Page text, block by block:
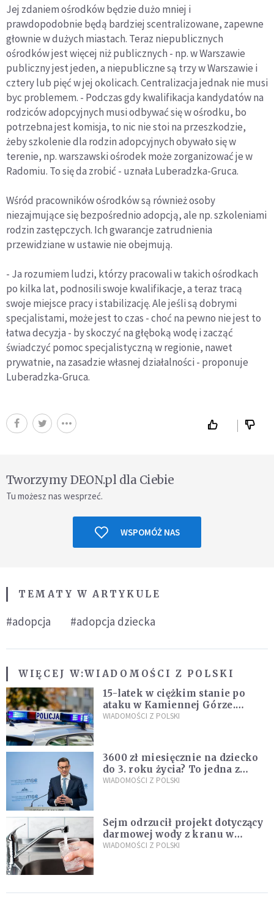
Jej zdaniem ośrodków będzie dużo mniej i
prawdopodobnie będą bardziej scentralizowane, zapewne
głownie w dużych miastach. Teraz niepublicznych
ośrodków jest więcej niż publicznych - np. w Warszawie
publiczny jest jeden, a niepubliczne są trzy w Warszawie i
cztery lub pięć w jej okolicach. Centralizacja jednak nie musi
byc problemem. - Podczas gdy kwalifikacja kandydatów na
rodziców adopcyjnych musi odbywać się w ośrodku, bo
potrzebna jest komisja, to nic nie stoi na przeszkodzie,
żeby szkolenie dla rodzin adopcyjnych obywało się w
terenie, np. warszawski ośrodek może zorganizować je w
Radomiu. To się da zrobić - uznała Luberadzka-Gruca.
Wśród pracowników ośrodków są również osoby
niezajmujące się bezpośrednio adopcją, ale np. szkoleniami
rodzin zastępczych. Ich gwarancje zatrudnienia
przewidziane w ustawie nie obejmują.
- Ja rozumiem ludzi, którzy pracowali w takich ośrodkach
po kilka lat, podnosili swoje kwalifikacje, a teraz tracą
swoje miejsce pracy i stabilizację. Ale jeśli są dobrymi
specjalistami, może jest to czas - choć na pewno nie jest to
łatwa decyzja - by skoczyć na głęboką wodę i zacząć
świadczyć pomoc specjalistyczną w regionie, nawet
prywatnie, na zasadzie własnej działalności - proponuje
Luberadzka-Gruca.
Tworzymy DEON.pl dla Ciebie
Tu możesz nas wesprzeć.
WSPOMÓŻ NAS
TEMATY W ARTYKULE
#adopcja #adopcja dziecka
WIĘCEJ W:WIADOMOŚCI Z POLSKI
15-latek w ciężkim stanie po
ataku w Kamiennej Górze.
Policja zatrzymała dwóch
WIADOMOŚCI Z POLSKI
3600 zł miesięcznie na dziecko
do 3. roku życia? To jedna z
propozycji programu "Rozwój
WIADOMOŚCI Z POLSKI
Sejm odrzucił projekt dotyczący
darmowej wody z kranu w
restauracjach
WIADOMOŚCI Z POLSKI